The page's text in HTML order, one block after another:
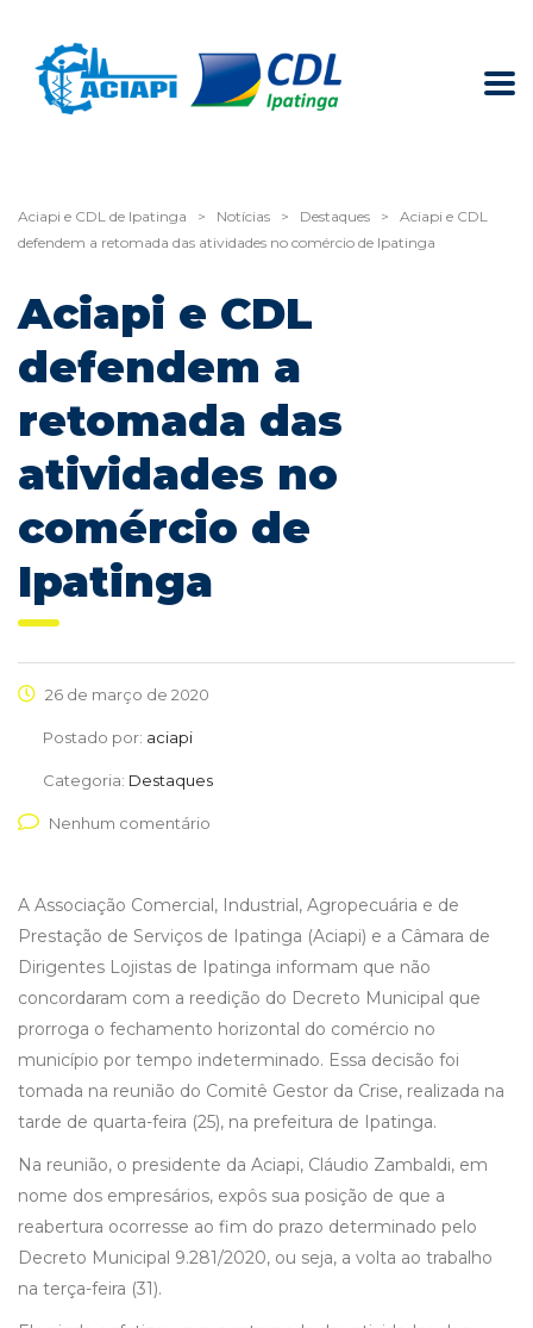
Aciapi e CDL de Ipatinga > Notícias > Destaques >
Aciapi e CDL
defendem a retomada das atividades no comércio de Ipatinga
Aciapi e CDL
defendem a
retomada das
atividades no
comércio de
Ipatinga
26 de março de 2020
Postado por: aciapi
Categoria: Destaques
Nenhum comentário
A Associação Comercial, Industrial, Agropecuária e de
Prestação de Serviços de Ipatinga (Aciapi) e a Câmara de
Dirigentes Lojistas de Ipatinga informam que não
concordaram com a reedição do Decreto Municipal que
prorroga o fechamento horizontal do comércio no
município por tempo indeterminado. Essa decisão foi
tomada na reunião do Comitê Gestor da Crise, realizada na
tarde de quarta-feira (25), na prefeitura de Ipatinga.
Na reunião, o presidente da Aciapi, Cláudio Zambaldi, em
nome dos empresários, expôs sua posição de que a
reabertura ocorresse ao fim do prazo determinado pelo
Decreto Municipal 9.281/2020, ou seja, a volta ao trabalho
na terça-feira (31).